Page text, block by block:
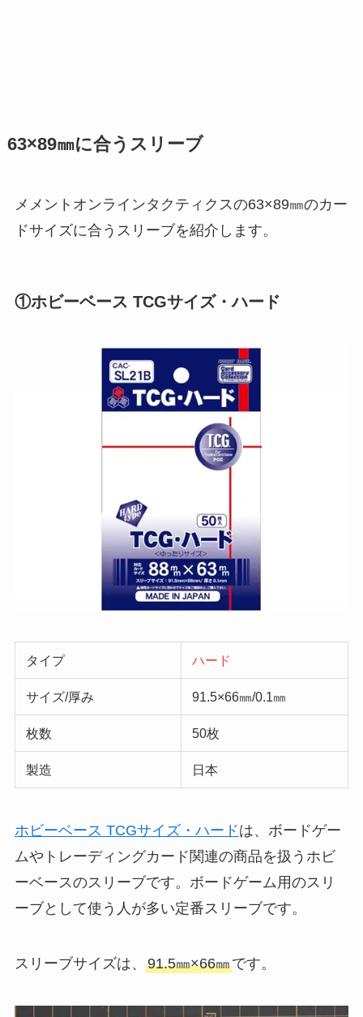
63×89㎜に合うスリーブ
メメントオンラインタクティクスの63×89㎜のカー
ドサイズに合うスリーブを紹介します。
①ホビーベース TCGサイズ・ハード
タイプ ハード
サイズ/厚み 91.5×66㎜/0.1㎜
枚数 50枚
製造 日本
ホビーベース TCGサイズ・ハードは、ボードゲー
ムやトレーディングカード関連の商品を扱うホビ
ーベースのスリーブです。ボードゲーム用のスリ
ーブとして使う人が多い定番スリーブです。
スリーブサイズは、 91.5㎜×66㎜です。